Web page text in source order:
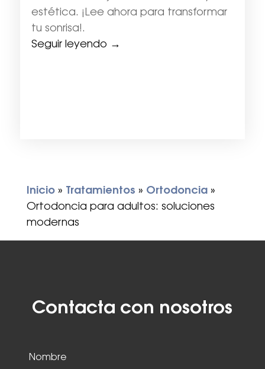
estética. ¡Lee ahora para transformar
tu sonrisa!.
Seguir leyendo →
Inicio» Tratamientos » Ortodoncia»
Ortodoncia para adultos: soluciones
modernas
Contacta con nosotros